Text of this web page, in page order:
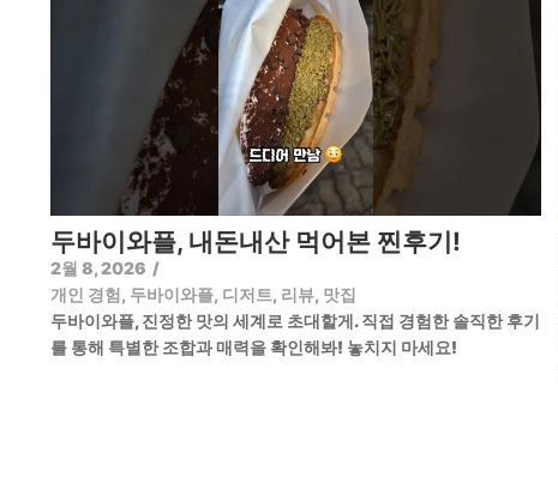
두바이와플, 내돈내산 먹어본 찐후기!
2월 8, 2026 /
개인 경험, 두바이와플, 디저트, 리뷰, 맛집
두바이와플, 진정한 맛의 세계로 초대할게. 직접 경험한 솔직한 후기
를 통해 특별한 조합과 매력을 확인해봐! 놓치지 마세요!